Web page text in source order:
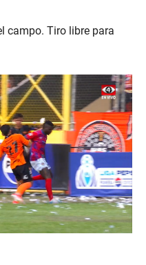
campo. Tiro libre para